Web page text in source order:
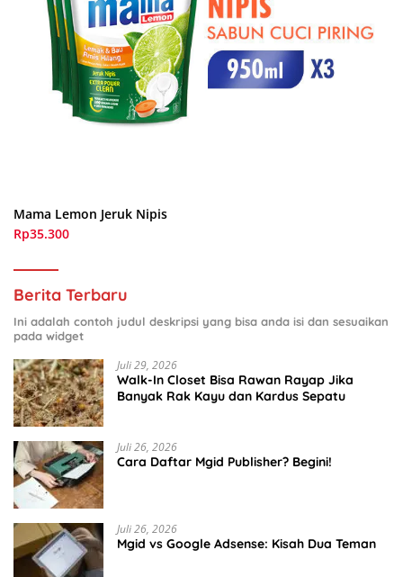
Mama Lemon Jeruk Nipis
Rp35.300
Berita Terbaru
Ini adalah contoh judul deskripsi yang bisa anda isi dan sesuaikan
pada widget
Juli 29, 2026
Walk-In Closet Bisa Rawan Rayap Jika
Banyak Rak Kayu dan Kardus Sepatu
Juli 26, 2026
Cara Daftar Mgid Publisher? Begini!
Juli 26, 2026
Mgid vs Google Adsense: Kisah Dua Teman